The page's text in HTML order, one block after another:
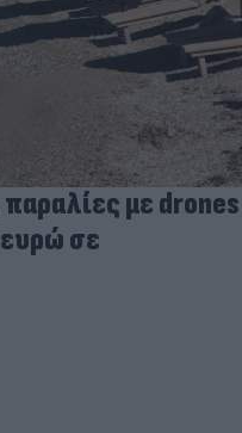
με drones
σε